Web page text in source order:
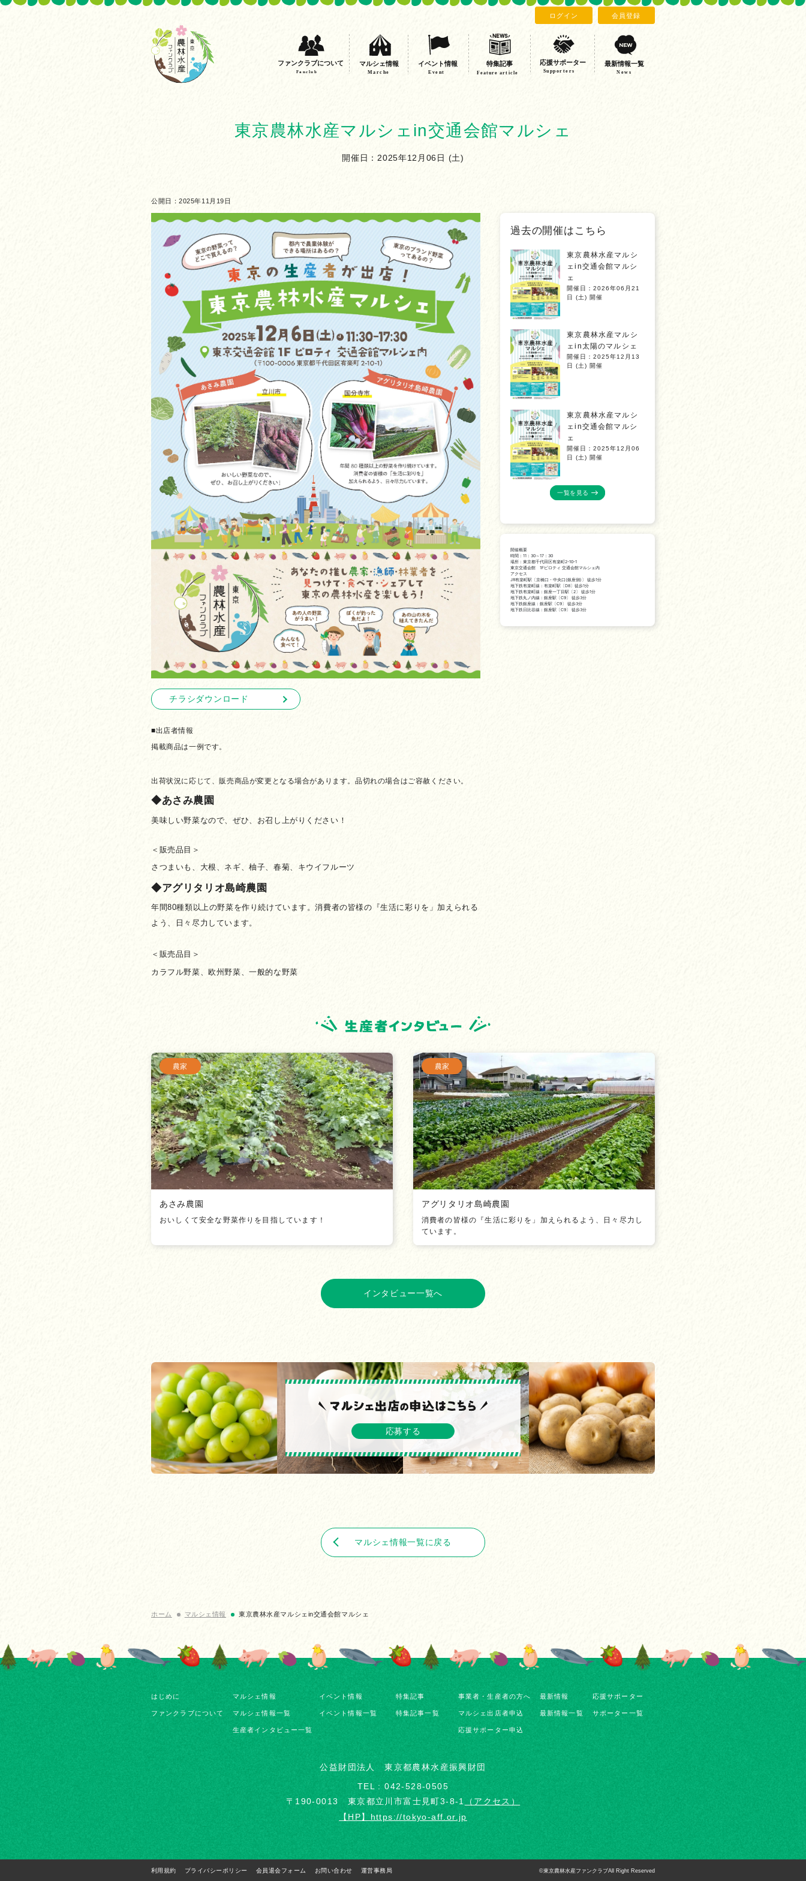
ログイン 会員登録
ファンクラブについて
Fanclub
マルシェ情報
Marche
イベント情報
Event
特集記事
Feature article
応援サポーター
Supporters
最新情報一覧
News
東京農林水産マルシェin交通会館マルシェ
開催日：2025年12月06日 (土)
公開日：2025年11月19日
チラシダウンロード
■出店者情報
掲載商品は一例です。
出荷状況に応じて、販売商品が変更となる場合があります。品切れの場合はご容赦ください。
◆あさみ農園
美味しい野菜なので、ぜひ、お召し上がりください！
＜販売品目＞
さつまいも、大根、ネギ、柚子、春菊、キウイフルーツ
◆アグリタリオ島崎農園
年間80種類以上の野菜を作り続けています。消費者の皆様の『生活に彩りを」加えられる
よう、日々尽力しています。
＜販売品目＞
カラフル野菜、欧州野菜、一般的な野菜
過去の開催はこちら
東京農林水産マルシ
ェin交通会館マルシ
ェ
開催日：2026年06月21
日 (土) 開催
東京農林水産マルシ
ェin太陽のマルシェ
開催日：2025年12月13
日 (土) 開催
東京農林水産マルシ
ェin交通会館マルシ
ェ
開催日：2025年12月06
日 (土) 開催
一覧を見る
開催概要
時間：11：30～17：30
場所：東京都千代田区有楽町2-10-1
東京交通会館 1Fピロティ 交通会館マルシェ内
アクセス
JR有楽町駅〔京橋口・中央口(銀座側)〕 徒歩1分
地下鉄有楽町線：有楽町駅〔D8〕徒歩1分
地下鉄有楽町線：銀座一丁目駅〔2〕 徒歩1分
地下鉄丸ノ内線：銀座駅〔C9〕 徒歩3分
地下鉄銀座線：銀座駅〔C9〕 徒歩3分
地下鉄日比谷線：銀座駅〔C9〕 徒歩3分
農家
あさみ農園
おいしくて安全な野菜作りを目指しています！
農家
アグリタリオ島崎農園
消費者の皆様の『生活に彩りを」加えられるよう、日々尽力し
ています。
インタビュー一覧へ
応募する
マルシェ情報一覧に戻る
ホーム マルシェ情報 東京農林水産マルシェin交通会館マルシェ
はじめに
ファンクラブについて
マルシェ情報
マルシェ情報一覧
生産者インタビュー一覧
イベント情報
イベント情報一覧
特集記事
特集記事一覧
事業者・生産者の方へ
マルシェ出店者申込
応援サポーター申込
最新情報
最新情報一覧
応援サポーター
サポーター一覧
公益財団法人 東京都農林水産振興財団
TEL : 042-528-0505
〒190-0013 東京都立川市富士見町3-8-1
（アクセス）
【HP】https://tokyo-aff.or.jp
利用規約 プライバシーポリシー 会員退会フォーム お問い合わせ 運営事務局 ©東京農林水産ファンクラブAll Right Reserved